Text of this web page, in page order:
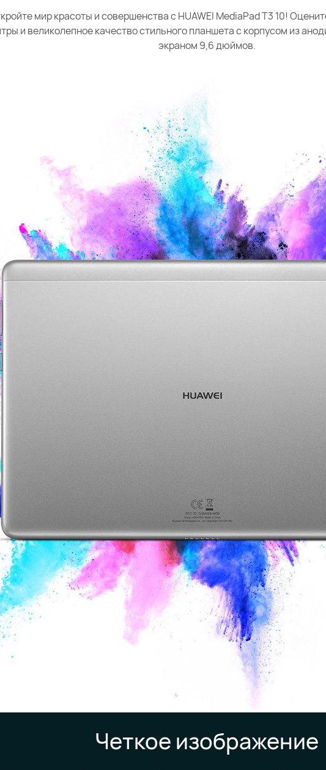
мир красоты и совершенства с HUAWEI MediaPad T3 10!
и великолепное качество стильного планшета с корпусом из
экраном 9,6 дюймов.
Четкое изображение